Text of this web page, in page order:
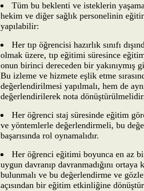
Tüm bu beklenti ve isteklerin
hekim ve diğer sağlık personelinin
yapılabilir:
Her tıp öğrencisi hazırlık sınıfı
olmak üzere, tıp eğitimi süresince
onun birinci dereceden bir yakınıymış
Bu izleme ve hizmete eşlik etme
değerlendirilmesi yapılmalı, hem de
değerlendirilerek nota
Her öğrenci staj süresinde eğitim
ve yöntemlerle değerlendirmeli, bu
başarısında rol oynamalıdır.
Her öğrenci eğitimi boyunca en az
uygun davranıp davranmadığını
bulunmalı ve bu değerlendirme ve
açısından bir eğitim etkinliğine